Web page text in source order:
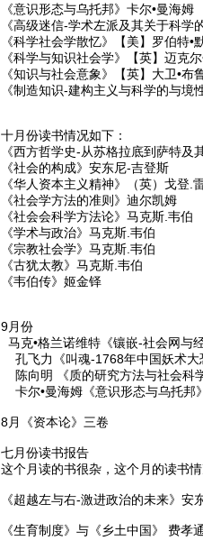
《意识形态与乌托邦》卡尔•曼海姆
《高级迷信-学术左派及其关于科学
《科学社会学散忆》【美】罗伯特•
《科学与知识社会学》【英】迈克
《知识与社会意象》【英】大卫•布
《制造知识-建构主义与科学的与境
十月份读书情况如下：
《西方哲学史-从苏格拉底到萨特
《社会的构成》安东尼-吉登斯
《华人资本主义精神》（英）戈登.
《社会学方法的准则》迪尔凯姆
《社会会科学方法论》马克斯.韦伯
《学术与政治》马克斯.韦伯
《宗教社会学》马克斯.韦伯
《古犹太教》马克斯.韦伯
《韦伯传》姬金铎
9月份
马克•格兰诺维特《镶嵌-社会网与
孔飞力《叫魂-1768年中国妖术大
陈向明 《质的研究方法与社会科
卡尔•曼海姆《意识形态与乌托邦
8月《资本论》三卷
七月份读书报告
这个月读的书很杂，这个月的读书
《超越左与右-激进政治的未来》安
《生育制度》与《乡土中国》 费孝